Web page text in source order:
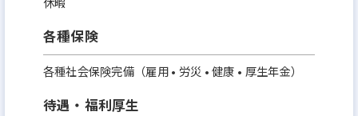
各種保険
各種社会保険完備（雇用 • 労災 • 健康 • 厚生年金）
待遇・福利厚生